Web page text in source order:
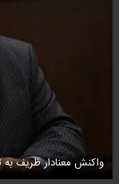
واکنش معنادار ظریف به